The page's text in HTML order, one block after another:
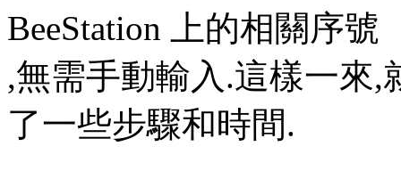
BeeStation 上的相關序號
,無需手動輸入.這樣一來
了一些步驟和時間.